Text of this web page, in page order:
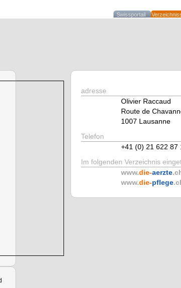
Swissportail
adresse
Olivier Raccaud
Route de
1007 Lausanne
Telefon
+41 (0) 21 622 87
Im folgenden Verzeichnis
www.die-aerzte
www.die-pflege